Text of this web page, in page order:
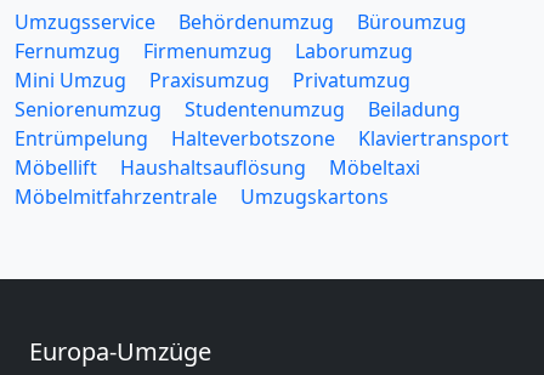
Umzugsservice Behördenumzug
Büroumzug
Fernumzug
Firmenumzug
Laborumzug
Mini Umzug
Praxisumzug
Privatumzug
Seniorenumzug
Studentenumzug
Beiladung
Entrümpelung
Halteverbotszone
Klaviertransport
Möbellift
Haushaltsauflösung
Möbeltaxi
Möbelmitfahrzentrale
Umzugskartons
Europa-Umzüge